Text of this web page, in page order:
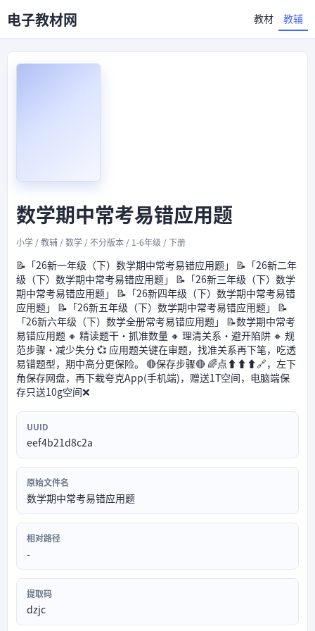
电子教材网 教材 教辅
数学期中常考易错应用题
小学 / 教辅 / 数学 / 不分版本 / 1-6年级 / 下册
📝「26新一年级（下）数学期中常考易错应用题」 📝「26新二年
级（下）数学期中常考易错应用题」 📝「26新三年级（下）数学
期中常考易错应用题」 📝「26新四年级（下）数学期中常考易错
应用题」 📝「26新五年级（下）数学期中常考易错应用题」 📝
「26新六年级（下）数学全册常考易错应用题」 📝数学期中常考
易错应用题 🔸 精读题干・抓准数量 🔸 理清关系・避开陷阱 🔸 规
范步骤・减少失分 💞 应用题关键在审题，找准关系再下笔，吃透
易错题型，期中高分更保险。 🔴保存步骤🔴 🌈点⬆⬆⬆🔗，左下
角保存网盘，再下栽夸克App(手机端)，赠送1T空间，电脑端保
存只送10g空间❌
UUID
eef4b21d8c2a
原始文件名
数学期中常考易错应用题
相对路径
-
提取码
dzjc